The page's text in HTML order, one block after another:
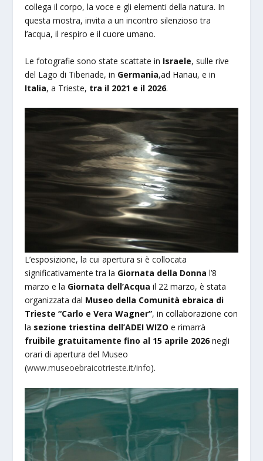
collega il corpo, la voce e gli elementi della natura. In
questa mostra, invita a un incontro silenzioso tra
l’acqua, il respiro e il cuore umano.
Le fotografie sono state scattate in Israele, sulle rive
del Lago di Tiberiade, in Germania,ad Hanau, e in
Italia, a Trieste, tra il 2021 e il 2026.
L’esposizione, la cui apertura si è collocata
significativamente tra la Giornata della Donna l’8
marzo e la Giornata dell’Acqua il 22 marzo, è stata
organizzata dal Museo della Comunità ebraica di
Trieste “Carlo e Vera Wagner”, in collaborazione con
la sezione triestina dell’ADEI WIZO e rimarrà
fruibile gratuitamente fino al 15 aprile 2026negli
orari di apertura del Museo
(www.museoebraicotrieste.it/info).